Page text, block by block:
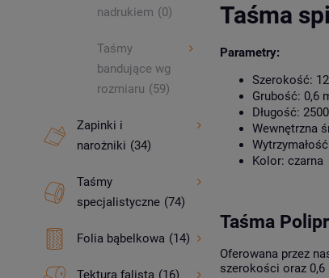
nadrukiem (0)
Taśmy
bandujące wg
rozmiaru (59)
Zapinki i
narożniki (34)
Taśmy
specjalistyczne (74)
Folia bąbelkowa (14)
Tektura falista (16)
Taśma
Parametry:
Szerokość:
Grubość: 0,6
Długość:
Wewnętrzna
Kolor: czarna
Taśma
Oferowana przez
szerokości oraz